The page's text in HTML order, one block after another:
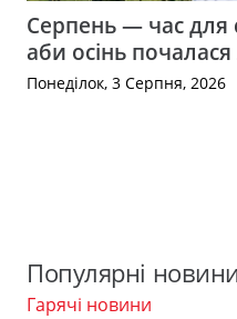
Серпень — час для
аби осінь
Понеділок, 3 Серпня, 2026
Популярні новини
Гарячі новини